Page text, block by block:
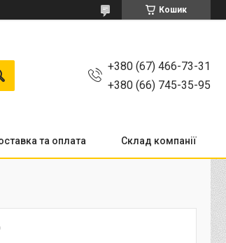
Кошик
+380 (67) 466-73-31
+380 (66) 745-35-95
та оплата Склад компанії